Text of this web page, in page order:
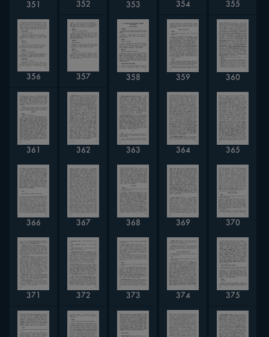
351 352 353 354 355
356 357 358 359 360
361 362 363 364 365
366 367 368 369 370
371 372 373 374 375